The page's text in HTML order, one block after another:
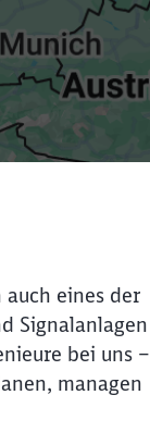
eines der
Signalanlagen
bei uns –
managen